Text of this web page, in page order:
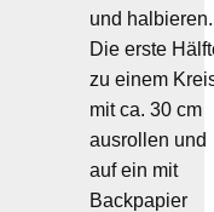
und halbieren.
Die erste
zu einem
mit ca. 30 cm
ausrollen und
auf ein mit
Backpapier